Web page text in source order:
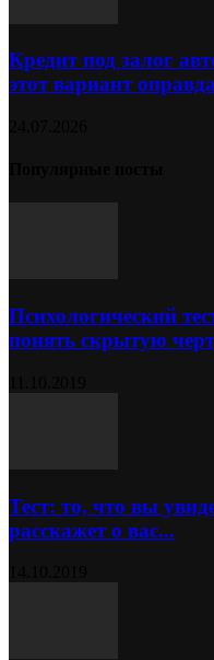
Кредит под залог
этот вариант
Психологический
понять скрытую
Тест: то, что вы
расскажет о вас...